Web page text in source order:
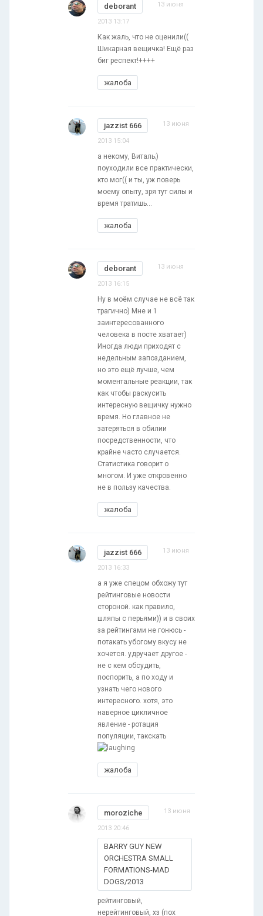
deborant 13 июня
2013 13:17
Как жаль, что не оценили((
Шикарная вещичка! Ещё раз
биг респект!++++
жалоба
jazzist 666 13 июня
2013 15:04
а некому, Виталь;)
поуходили все практически,
кто мог(( и ты, уж поверь
моему опыту, зря тут силы и
время тратишь...
жалоба
deborant 13 июня
2013 16:15
Ну в моём случае не всё так
трагично) Мне и 1
заинтересованного
человека в посте хватает)
Иногда люди приходят с
недельным запозданием,
но это ещё лучше, чем
моментальные реакции, так
как чтобы раскусить
интересную вещичку нужно
время. Но главное не
затеряться в обилии
посредственности, что
крайне часто случается.
Статистика говорит о
многом. И уже откровенно
не в пользу качества.
жалоба
jazzist 666 13 июня
2013 16:33
а я уже спецом обхожу тут
рейтинговые новости
стороной. как правило,
шляпы с перьями)) и в своих
за рейтингами не гонюсь -
потакать убогому вкусу не
хочется. удручает другое -
не с кем обсудить,
поспорить, а по ходу и
узнать чего нового
интересного. хотя, это
наверное цикличное
явление - ротация
популяции, такскать
жалоба
moroziche 13 июня
2013 20:46
BARRY GUY NEW
ORCHESTRA SMALL
FORMATIONS-MAD
DOGS/2013
рейтинговый,
нерейтинговый, хз (пох